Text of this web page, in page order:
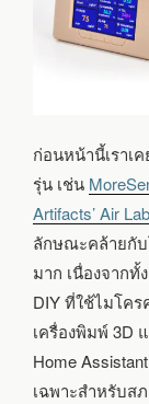
ก่อนหน้านี้เราเ
รุ่น เช่น
Artifacts’ Air Lab
ลักษณะคล้ายกับ
มาก เนื่องจาก
DIY ที่ใช้ไมโคร
เครื่องพิมพ์ 3D
Home
เฉพาะสำหรับส